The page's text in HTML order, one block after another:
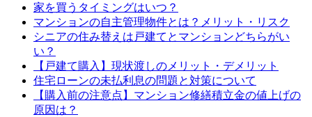
家を買うタイミングはいつ？
マンションの自主管理物件とは？メリット・リスク
シニアの住み替えは戸建てとマンションどちらがい
い？
【戸建て購入】現状渡しのメリット・デメリット
住宅ローンの未払利息の問題と対策について
【購入前の注意点】マンション修繕積立金の値上げの
原因は？